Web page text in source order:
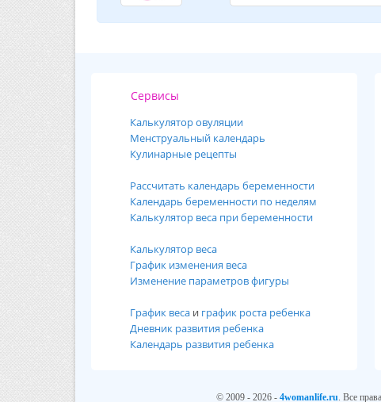
Сервисы
Калькулятор овуляции
Менструальный календарь
Кулинарные рецепты
Рассчитать календарь беременности
Календарь беременности по неделям
Калькулятор веса при беременности
Калькулятор веса
График изменения веса
Изменение параметров фигуры
График веса и график роста ребенка
Дневник развития ребенка
Календарь развития ребенка
© 2009 - 2026 - 4womanlife.ru. Все